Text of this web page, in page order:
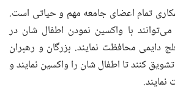
تمام اعضای جامعه مهم و حیاتی است.
با واکسین نمودن اطفال ‌شان در
دایمی محافظت نمایند. بزرگان و رهبران
کنند تا اطفال ‌شان را واکسین نمایند و